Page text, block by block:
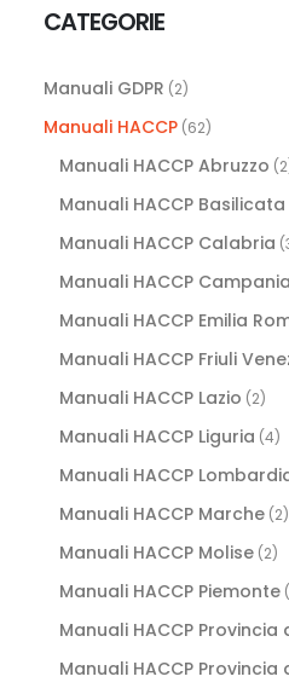
CATEGORIE
Manuali GDPR (2)
Manuali HACCP (62)
Manuali HACCP Abruzzo
Manuali HACCP Basilicata
Manuali HACCP Calabria
Manuali HACCP Campania
Manuali HACCP Emilia
Manuali HACCP Friuli
Manuali HACCP Lazio (2)
Manuali HACCP Liguria (4)
Manuali HACCP
Manuali HACCP Marche (2)
Manuali HACCP Molise (2)
Manuali HACCP Piemonte
Manuali HACCP Provincia
Manuali HACCP Provincia